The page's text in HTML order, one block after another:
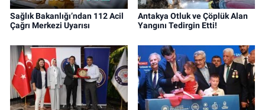
Sağlık Bakanlığı’ndan 112 Acil
Çağrı Merkezi Uyarısı
Antakya Otluk ve Çöplük Alan
Yangını Tedirgin Etti!